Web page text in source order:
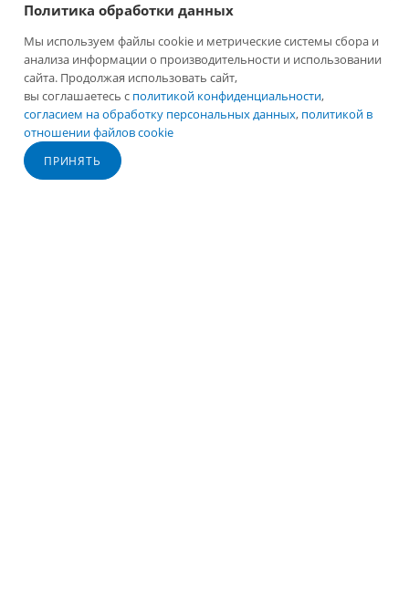
ПОДБОР ЦВЕТА
ПОДБОР ТЕХНОЛОГИЙ
ПОДБОР ОБОРУДОВАНИЯ
КОМПАНИЯ
Политика обработки данных
Мы используем файлы cookie и метрические системы сбора и
анализа информации о производительности и использовании
сайта. Продолжая использовать сайт,
вы соглашаетесь с политикой конфиденциальности,
согласием на обработку персональных данных, политикой в
отношении файлов cookie
ПРИНЯТЬ